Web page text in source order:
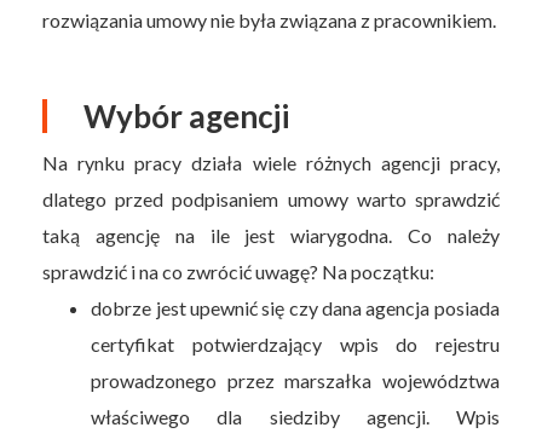
rozwiązania umowy nie była związana z pracownikiem.
Wybór agencji
Na rynku pracy działa wiele różnych agencji pracy,
dlatego przed podpisaniem umowy warto sprawdzić
taką agencję na ile jest wiarygodna. Co należy
sprawdzić i na co zwrócić uwagę? Na początku:
dobrze jest upewnić się czy dana agencja posiada
certyfikat potwierdzający wpis do rejestru
prowadzonego przez marszałka województwa
właściwego dla siedziby agencji. Wpis